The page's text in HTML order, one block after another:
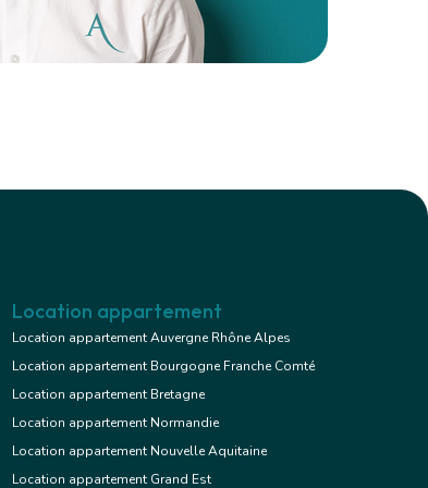
Location appartement
Location appartement Auvergne Rhône Alpes
Location appartement Bourgogne Franche Comté
Location appartement Bretagne
Location appartement Normandie
Location appartement Nouvelle Aquitaine
Location appartement Grand Est